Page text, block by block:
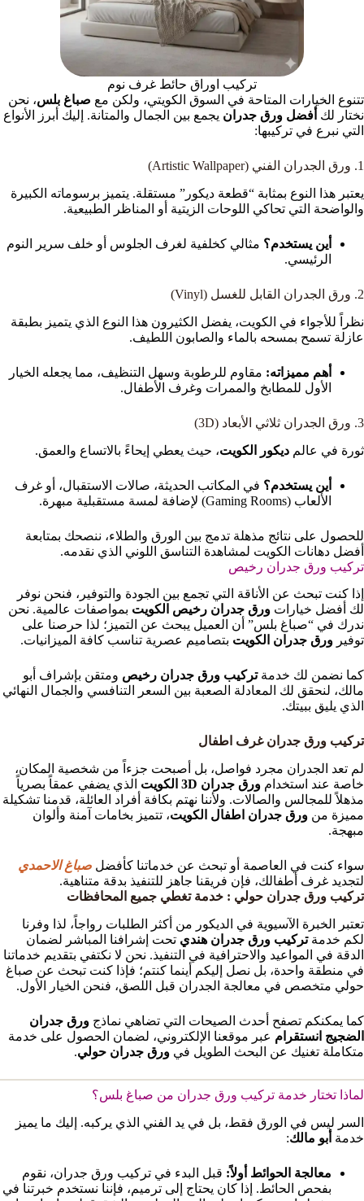
تركيب اوراق حائط غرف نوم
تتنوع الخيارات المتاحة في السوق الكويتي، ولكن مع صباغ بلس، نحن
نختار لك أفضل ورق جدران يجمع بين الجمال والمتانة. إليك أبرز الأنواع
التي نبرع في تركيبها:
1. ورق الجدران الفني (Artistic Wallpaper)
يعتبر هذا النوع بمثابة “قطعة ديكور” مستقلة. يتميز برسوماته الكبيرة
والواضحة التي تحاكي اللوحات الزيتية أو المناظر الطبيعية.
أين يستخدم؟ مثالي كخلفية لغرف الجلوس أو خلف سرير النوم
الرئيسي.
2. ورق الجدران القابل للغسل (Vinyl)
نظراً للأجواء في الكويت، يفضل الكثيرون هذا النوع الذي يتميز بطبقة
عازلة تسمح بمسحه بالماء والصابون اللطيف.
أهم مميزاته: مقاوم للرطوبة وسهل التنظيف، مما يجعله الخيار
الأول للمطابخ والممرات وغرف الأطفال.
3. ورق الجدران ثلاثي الأبعاد (3D)
ثورة في عالم ديكور الكويت، حيث يعطي إيحاءً بالاتساع والعمق.
أين يستخدم؟ في المكاتب الحديثة، صالات الاستقبال، أو غرف
الألعاب (Gaming Rooms) لإضافة لمسة مستقبلية مبهرة.
للحصول على نتائج مذهلة تدمج بين الورق والطلاء، ننصحك بمتابعة
أفضل دهانات الكويت لمشاهدة التناسق اللوني الذي نقدمه.
تركيب ورق جدران رخيص
إذا كنت تبحث عن الأناقة التي تجمع بين الجودة والتوفير، فنحن نوفر
لك أفضل خيارات ورق جدران رخيص الكويت بمواصفات عالمية. نحن
ندرك في “صباغ بلس” أن العميل يبحث عن التميز؛ لذا حرصنا على
توفير ورق جدران الكويت بتصاميم عصرية تناسب كافة الميزانيات.
كما نضمن لك خدمةتركيب ورق جدران رخيص ومتقن بإشراف أبو
مالك، لنحقق لك المعادلة الصعبة بين السعر التنافسي والجمال النهائي
الذي يليق ببيتك.
تركيب ورق جدران غرف اطفال
لم تعد الجدران مجرد فواصل، بل أصبحت جزءاً من شخصية المكان،
خاصة عند استخدام ورق جدران 3D الكويت
الذي يضفي عمقاً بصرياً
مذهلاً للمجالس والصالات. ولأننا نهتم بكافة أفراد العائلة، قدمنا تشكيلة
مميزة من ورق جدران اطفال الكويت، تتميز بخامات آمنة وألوان
مبهجة.
سواء كنت في العاصمة أو تبحث عن خدماتنا كأفضل صباغ الاحمدي
لتجديد غرف أطفالك، فإن فريقنا جاهز للتنفيذ بدقة متناهية.
تركيب ورق جدران حولي : خدمة تغطي جميع المحافظات
تعتبر الخبرة الآسيوية في الديكور من أكثر الطلبات رواجاً، لذا وفرنا
لكم خدمةتركيب ورق جدران هندي تحت إشرافنا المباشر لضمان
الدقة في المواعيد والاحترافية في التنفيذ. نحن لا نكتفي بتقديم خدماتنا
في منطقة واحدة، بل نصل إليكم أينما كنتم؛ فإذا كنت تبحث عن صباغ
حولي متخصص في معالجة الجدران قبل اللصق، فنحن الخيار الأول.
كما يمكنكم تصفح أحدث الصيحات التي تضاهي نماذج ورق جدران
الضجيج انستقرام عبر موقعنا الإلكتروني، لضمان الحصول على خدمة
متكاملة تغنيك عن البحث الطويل في ورق جدران حولي.
لماذا تختار خدمة تركيب ورق جدران من صباغ بلس؟
السر ليس في الورق فقط، بل في يد الفني الذي يركبه. إليك ما يميز
خدمة أبو مالك:
معالجة الحوائط أولاً: قبل البدء في تركيب ورق جدران، نقوم
بفحص الحائط. إذا كان يحتاج إلى ترميم، فإننا نستخدم خبرتنا في